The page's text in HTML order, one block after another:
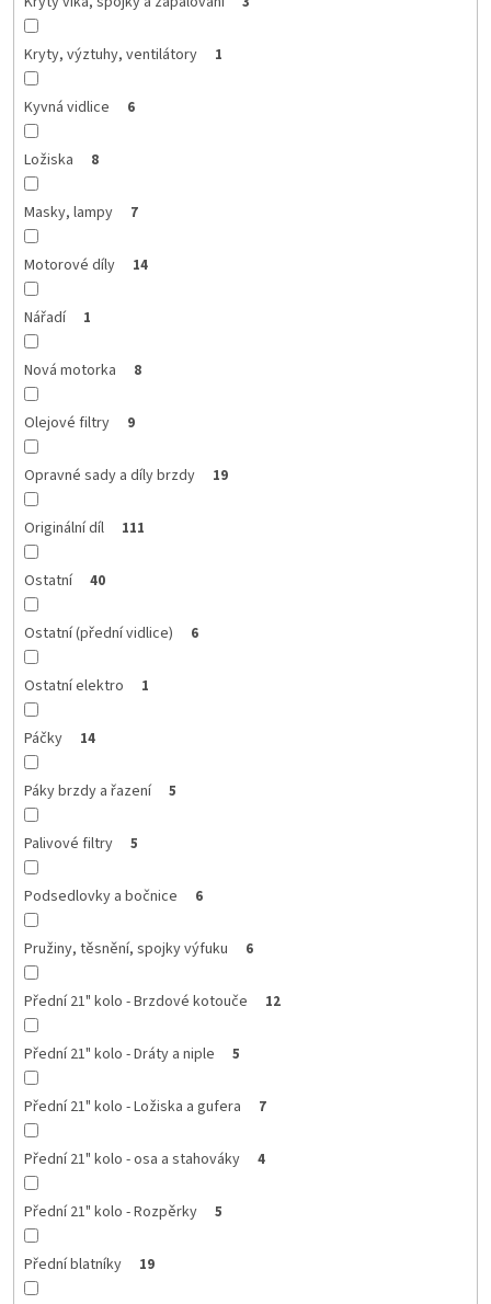
Kryty, výztuhy, ventilátory 1
Kyvná vidlice 6
Ložiska 8
Masky, lampy 7
Motorové díly 14
Nářadí 1
Nová motorka 8
Olejové filtry 9
Opravné sady a díly brzdy 19
Originální díl 111
Ostatní 40
Ostatní (přední vidlice) 6
Ostatní elektro 1
Páčky 14
Páky brzdy a řazení 5
Palivové filtry 5
Podsedlovky a bočnice 6
Pružiny, těsnění, spojky výfuku 6
Přední 21" kolo - Brzdové kotouče 12
Přední 21" kolo - Dráty a niple 5
Přední 21" kolo - Ložiska a gufera 7
Přední 21" kolo - osa a stahováky 4
Přední 21" kolo - Rozpěrky 5
Přední blatníky 19